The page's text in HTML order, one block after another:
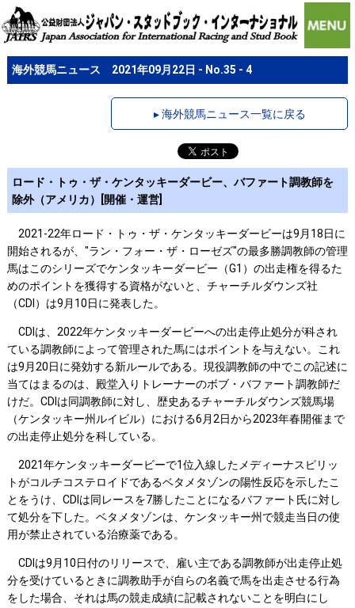
海外競馬ニュース 2021年09月22日 - No.35 - 4
▸ 海外競馬ニュース一覧に戻る
ロード・トゥ・ザ・ケンタッキーダービー、バファート調教師を
除外（アメリカ）[開催・運営]
2021-22年ロード・トゥ・ザ・ケンタッキーダービーは9月18日に
開始されるが、"ラン・フォー・ザ・ローゼズ"の最多勝調教師の管理
馬はこのシリーズでケンタッキーダービー（G1）の出走権を得るた
めのポイントを獲得する資格がないと、チャーチルダウンズ社
（CDI）は9月10日に発表した。
CDIは、2022年ケンタッキーダービーへの出走停止処分が科され
ている調教師によって管理された馬にはポイントを与えない。これ
は9月20日に発効する新ルールである。現役調教師の中でこの記述に
当てはまるのは、殿堂入りトレーナーのボブ・バファート調教師だ
けだ。CDIは同調教師に対し、歴史あるチャーチルダウンズ競馬場
（ケンタッキー州ルイビル）における6月2日から2023年春開催まで
の出走停止処分を科している。
2021年ケンタッキーダービーで1位入線したメディーナスピリッ
トがコルチコステロイドであるベタメタゾンの陽性反応を示したこ
とをうけ、CDIは同レースを7勝したことになるバファート氏に対し
て処分を下した。ベタメタゾンは、ケンタッキー州で競走当日の使
用が禁止されている治療薬である。
CDIは9月10日付のリリースで、雇い主である調教師が出走停止処
分を受けているときに調教助手が自らの名義で馬を出走させる行為
をした場合、それは馬の競走成績に記載されないことを明白にし